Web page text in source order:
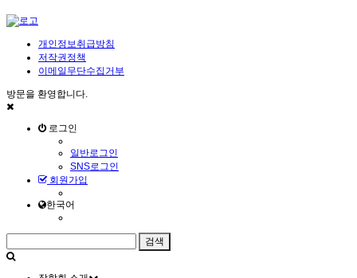
개인정보취급방침
저작권정책
이메일무단수집거부
방문을 환영합니다.
로그인
일반로그인
SNS로그인
회원가입
한국어